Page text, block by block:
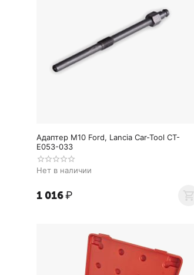
Адаптер M10 Ford, Lancia Car-Tool CT-
E053-033
Нет в наличии
1 016₽